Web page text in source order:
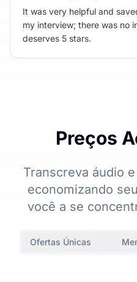
It was very helpful and
my interview; there was no
deserves 5 stars.
Preços
Transcreva áudio
economizando
você a se
Ofertas Únicas